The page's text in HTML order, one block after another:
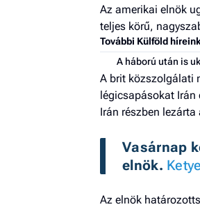
Az amerikai elnök
teljes körű,
További Külföld híreink
A háború után is
A brit közszolgálati
légicsapásokat Irán
Irán részben
Vasárnap
elnök.
Az elnök